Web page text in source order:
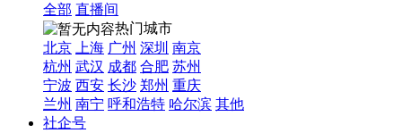
全部 直播间
热门城市
北京
上海 广州 深圳 南京
杭州 武汉 成都 合肥 苏州
宁波 西安 长沙 郑州 重庆
兰州 南宁 呼和浩特 哈尔滨 其他
社企号